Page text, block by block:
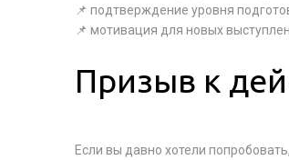
📌 подтверждение уровня
📌 мотивация для новых
Призыв к
Если вы давно хотели